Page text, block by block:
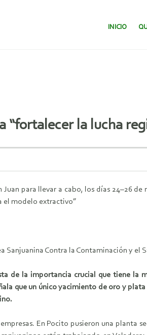
SALTAR AL
INICIO
“fortalecer la lucha
para llevar a cabo, los días 24–26
el modelo extractivo”
Sanjuanina Contra la Contaminación y el
de la importancia crucial que tiene la
que un único yacimiento de oro y
En Pocito pusieron una planta